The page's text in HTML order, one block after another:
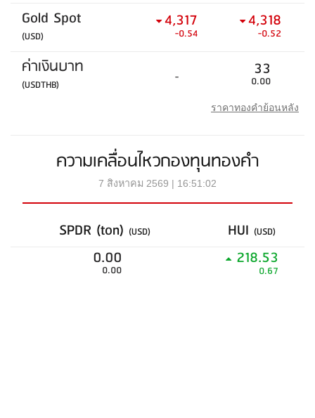
Gold Spot
(USD)
4,317
-0.54
4,318
-0.52
ค่าเงินบาท
(USDTHB) - 33
0.00
ราคาทองคำย้อนหลัง
ความเคลื่อนไหวกองทุนทองคำ
7 สิงหาคม 2569 | 16:51:02
SPDR (ton) (USD) HUI (USD)
0.00
0.00
218.53
0.67